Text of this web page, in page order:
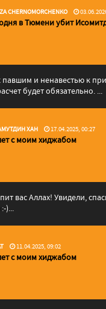
CHERNOMORCHENKO
в Тюмени убит
и ненавестью к
будет обязательно. ...
ХАН 17.04.2025, 00:27
с моим хиджабом
вас Аллаx! Увидели,
)...
11.04.2025, 09:02
с моим хиджабом